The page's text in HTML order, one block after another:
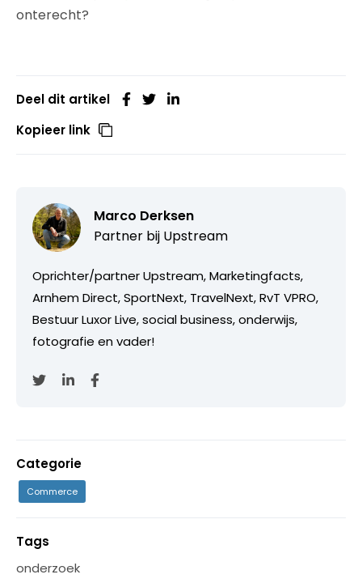
onterecht?
Deel dit artikel
Kopieer link
Marco Derksen
Partner bij Upstream
Oprichter/partner Upstream, Marketingfacts,
Arnhem Direct, SportNext, TravelNext, RvT VPRO,
Bestuur Luxor Live, social business, onderwijs,
fotografie en vader!
Categorie
Commerce
Tags
onderzoek